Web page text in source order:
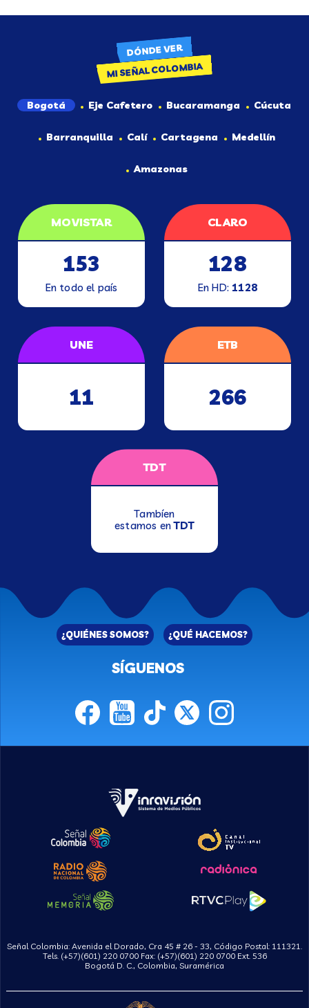
DÓNDE VER
MI SEÑAL COLOMBIA
Bogotá Eje Cafetero Bucaramanga Cúcuta
Barranquilla Calí Cartagena Medellín
Amazonas
MOVISTAR
153
En todo el país
CLARO
128
En HD:1128
UNE
11
ETB
266
TDT
Tambíen
estamos enTDT
¿QUIÉNES SOMOS? ¿QUÉ HACEMOS?
SÍGUENOS
Señal Colombia: Avenida el Dorado, Cra 45 # 26 - 33, Código Postal: 111321.
Tels. (+57)(601) 220 0700 Fax: (+57)(601) 220 0700 Ext. 536
Bogotá D. C., Colombia, Suramérica